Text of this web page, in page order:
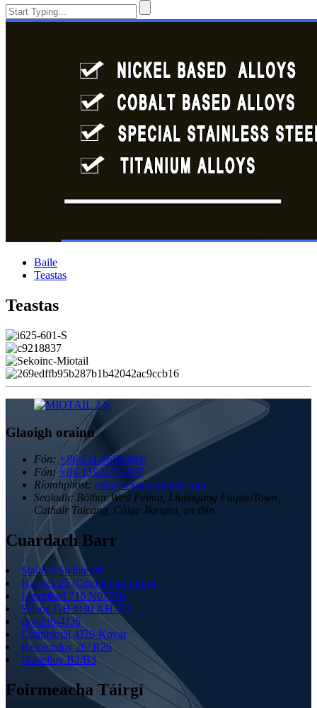
Baile
Teastas
Teastas
Glaoigh orainn
Fón: +86-511-86889860
Fón: +86-15921454807
Ríomhphost: info@sekonicmetals.com
Seoladh: Bóthar West Feima, Liujiagang FuqiaoTown,
Cathair Taicang, Cúige Jiangsu, an tSín
Cuardach Barr
Stailit 6/Stellite 6B
Haynes 25 (Cóimhiotal L605)
Ionamhail 718 N07718
Bileog GH3030 XH78T
Invar36-4J36
Cóimhiotal 4J29-Kovar
Refractaloy 26/ R26
Hastelloy B2/B3
Foirmeacha Táirgí